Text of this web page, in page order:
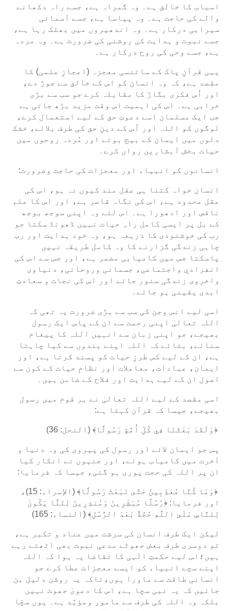
اسباب کا خالق ہے۔ وہ گمراہ ہے، جسے راہ دکھانے
والے کی حاجت ہے۔ وہ پیاسا ہے، جسے آسمانی
سیرابی درکار ہے۔ وہ اندھیروں میں بھٹک رہا ہے،
جسے نبوت و ہدایت کی روشنی کی ضرورت ہے۔ وہ مردہ
ہے، جسے وحی کی روح درکار ہے۔
یہی قرآنِ پاک کے سائنسی معجزہ (اعجازِ علمی) کا
مقصد ہے، کہ وہ انسان کو اس کے خالق سے جوڑ دے،
اور اُس فکری بگاڑ کا مقابلہ کرے جو سب سے بڑی
خرابی ہے۔ اس کی اہمیت اس وقت مزید بڑھ جاتی ہے
جب ایک مسلمان اسے دعوتِ حق کے لیے استعمال کرے،
لوگوں کو اللہ اور اُس کے دینِ حق کی طرف بلائے، خشک
دلوں میں ایمان کے بیج بوئے اور مُردہ روحوں میں
حیات بخش آبشاریں رواں کرے۔
انسانوں کو انبیاء اور معجزات کی حاجت وضرورت:
انسان خواہ کتنا ہی عقل مند کیوں نہ ہو، اس کی
عقل محدود ہے، اس کی نگاہ قاصر ہے، اور اس کا علم
ناقص اور ادھورا ہے۔ اس لئے وہ اپنی سوجھ بوجھ
کے بل پر ایسی کامل راہِ حیات نہیں ڈھونڈ سکتا جو
رب کی خوشنودی کا ذریعہ ہو، وہ خود ہدایت اور رب
چاہی زندگی گزارنے کا وہ کامل طریقہ نہیں
پاسکتا جس میں کامیابی مضمر ہے، اور جس سے اس کی
انفرادي واجتماعی، جسمانی وروحانی، دنیاوی
واخروی زندگی سنور جائے اور اس کی نجات و سعادتِ
ابدی یقینی ہو جائے۔
اسی لیے انس وجن کی سب سے بڑی ضرورت یہ تھی کہ
اللہ تعالیٰ اپنی رحمت سے ان کے پاس ایک رسول
بھیجے، جو اپنی زبان سے انہیں اللہ کا پیغام
سنائے، بتائے کہ اللہ اپنے بندوں سے کیا چاہتا
ہے، ان کے لیے کس طرزِ حیات کو پسند کرتا ہے، اور
ایمان، عبادات، معاملات اور نظامِ حیات کے کون سے
اصول ان کے لیے ہدایت اور فلاح کے ضامن ہیں۔
اسی مقصد کے لیے اللہ تعالیٰ نے ہر قوم میں رسول
بھیجے، جیسا کہ قرآن کہتا ہے:
﴿وَلَقَدْ بَعَثْنَا فِي كُلِّ أُمَّةٍ رَسُولًا﴾ (النحل: 36)
پس جو ایمان لائے اور رسول کی پیروی کی وہ دنیا و
آخرت میں کامیاب ہوئے، اور جنہوں نے انکار کیا
ان پر اللہ کی حجت پوری ہو گئی، جیسا کہ فرمایا:
﴿وَمَا كُنَّا مُعَذِّبِينَ حَتَّى نَبْعَثَ رَسُولًا﴾ (الإسراء: 15)،
اور فرمایا: ﴿رُسُلًا مُبَشِّرِينَ وَمُنذِرِينَ لِئَلَّا يَكُونَ
لِلنَّاسِ عَلَى اللَّهِ حُجَّةٌ بَعْدَ الرُّسُلِ﴾ (النساء: 165)
لیکن ایک طرف انسان کی سرشت میں عناد و تکبر ہے،
تو دوسری طرف بعض جھوٹے مدعیِ نبوت بھی اٹھتے رہے
ہیں؛اس لیے حکمتِ الٰہی کا تقاضا یہ ہوا کہ اللہ
اپنے سچے انبیاء کو ایسے معجزات عطا کرے جو
انسانی طاقت سے ماورا ہوں،تاکہ یہ روشن دلیل بن
جائیں کہ یہ نبی سچا ہے، اس کا دعویٰ جھوٹ نہیں
بلکہ وہ اللہ کی طرف سے مامور ومؤیَّد ہے۔ یوں سچّا